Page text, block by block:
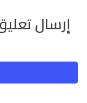
إرسال